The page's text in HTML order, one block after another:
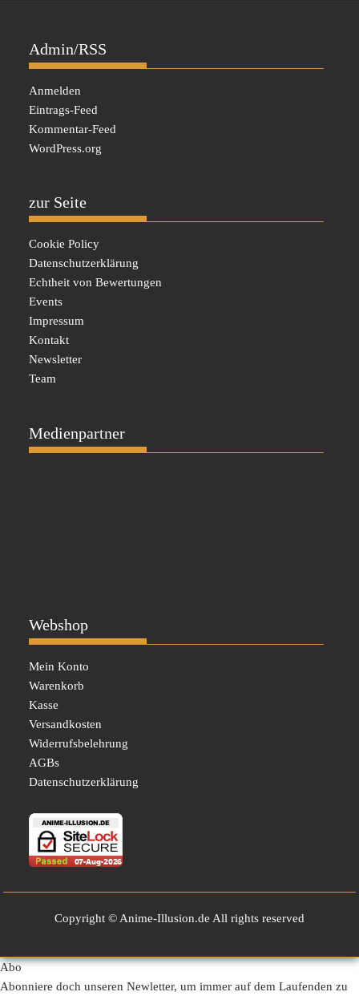
Admin/RSS
Anmelden
Eintrags-Feed
Kommentar-Feed
WordPress.org
zur Seite
Cookie Policy
Datenschutzerklärung
Echtheit von Bewertungen
Events
Impressum
Kontakt
Newsletter
Team
Medienpartner
Webshop
Mein Konto
Warenkorb
Kasse
Versandkosten
Widerrufsbelehrung
AGBs
Datenschutzerklärung
Copyright © Anime-Illusion.de All rights reserved
Abo
Abonniere doch unseren Newletter, um immer auf dem Laufenden zu